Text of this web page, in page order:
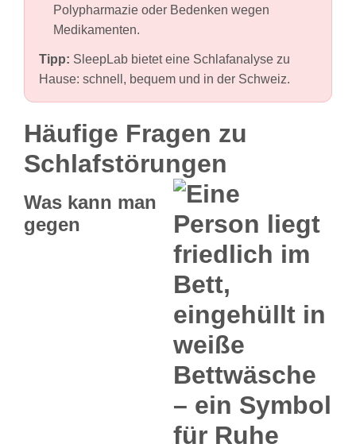
Polypharmazie oder Bedenken wegen
Medikamenten.
Tipp: SleepLab bietet eine Schlafanalyse zu
Hause: schnell, bequem und in der Schweiz.
Häufige Fragen zu
Schlafstörungen
Was kann man
gegen